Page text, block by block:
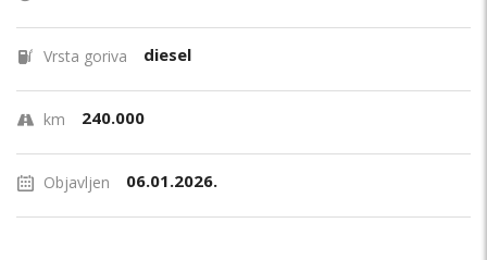
Vrsta goriva diesel
km 240.000
Objavljen 06.01.2026.